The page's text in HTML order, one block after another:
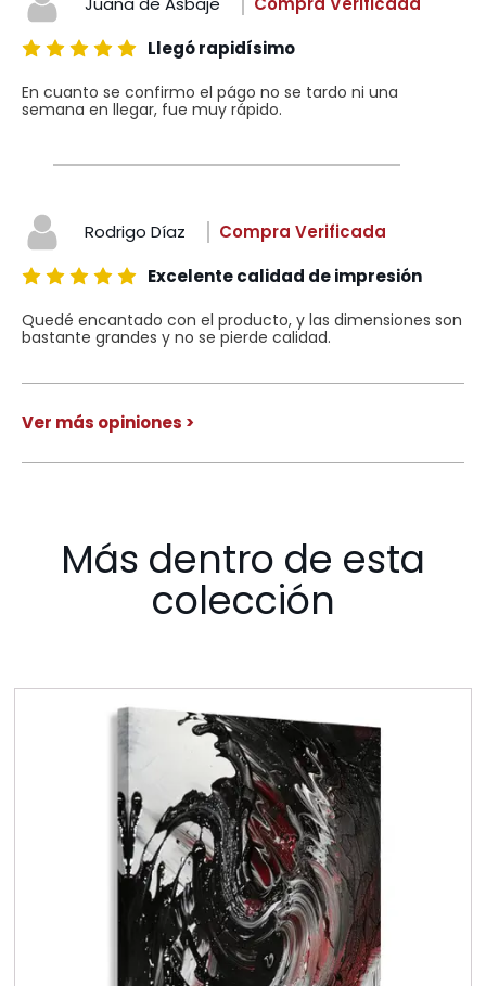
Llegó rapidísimo
En cuanto se confirmo el págo no se tardo ni una
semana en llegar, fue muy rápido.
Rodrigo Díaz
Compra Verificada
Excelente calidad de impresión
Quedé encantado con el producto, y las dimensiones son
bastante grandes y no se pierde calidad.
Ver más opiniones >
Más dentro de esta
colección